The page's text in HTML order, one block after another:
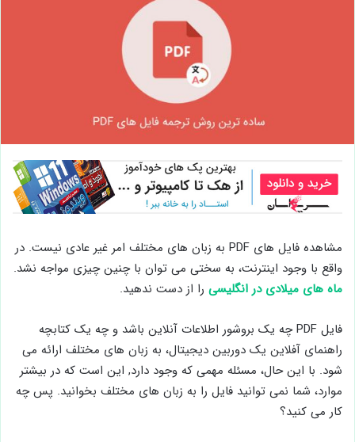
مشاهده فایل های PDF به زبان های مختلف امر غیر عادی نیست. در
واقع با وجود اینترنت، به سختی می توان با چنین چیزی مواجه نشد.
ماه های میلادی در انگلیسی را از دست ندهید.
فایل PDF چه یک بروشور اطلاعات آنلاین باشد و چه یک کتابچه
راهنمای آفلاین یک دوربین دیجیتال، به زبان های مختلف ارائه می
شود. با این حال، مسئله مهمی که وجود دارد, این است که در بیشتر
موارد، شما نمی توانید فایل را به زبان های مختلف بخوانید. پس چه
کار می کنید؟